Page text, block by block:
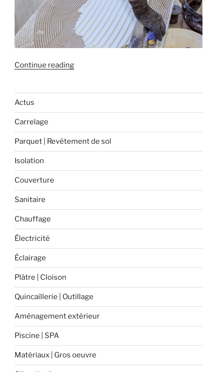
Continue reading« Les
colle
Actus
Carrelage
Parquet | Revêtement de sol
Isolation
Couverture
Sanitaire
Chauffage
Électricité
Éclairage
Plâtre | Cloison
Quincaillerie | Outillage
Aménagement extérieur
Piscine | SPA
Matériaux | Gros oeuvre